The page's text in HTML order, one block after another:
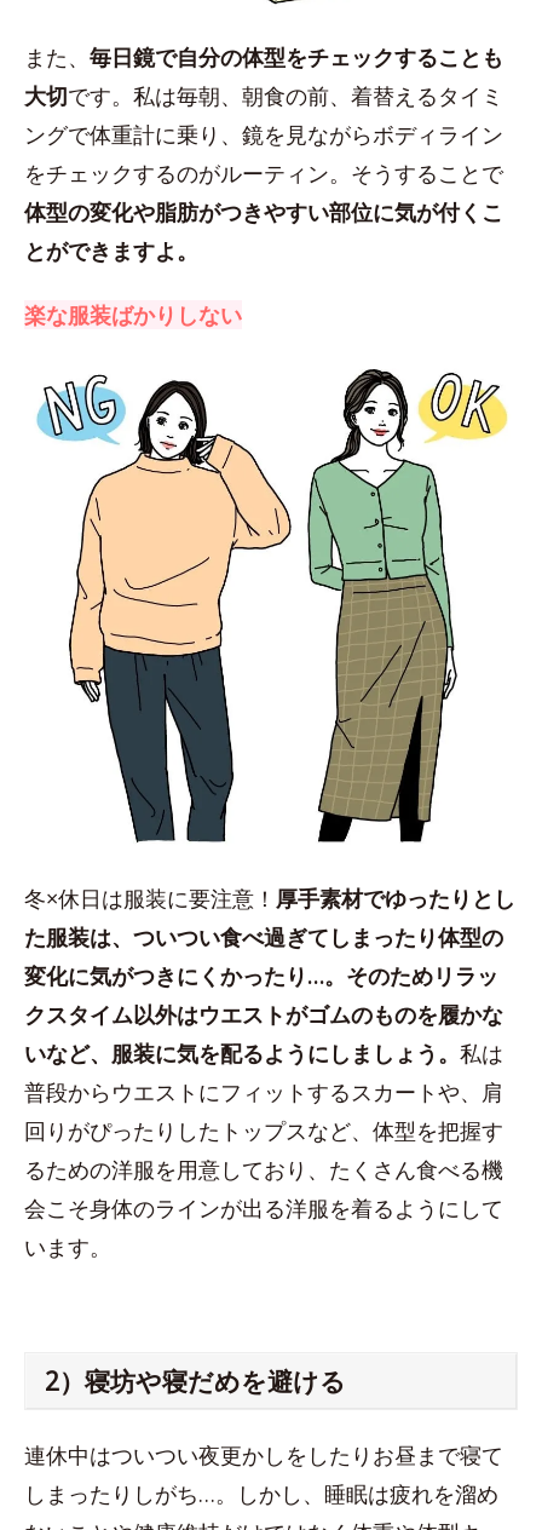
また、 毎日鏡で自分の体型をチェックすることも
大切です。私は毎朝、朝食の前、着替えるタイミ
ングで体重計に乗り、鏡を見ながらボディライン
をチェックするのがルーティン。そうすることで
体型の変化や脂肪がつきやすい部位に気が付くこ
とができますよ。
楽な服装ばかりしない
冬×休日は服装に要注意！ 厚手素材でゆったりとし
た服装は、ついつい食べ過ぎてしまったり体型の
変化に気がつきにくかったり…。そのためリラッ
クスタイム以外はウエストがゴムのものを履かな
いなど、服装に気を配るようにしましょう。 私は
普段からウエストにフィットするスカートや、肩
回りがぴったりしたトップスなど、体型を把握す
るための洋服を用意しており、たくさん食べる機
会こそ身体のラインが出る洋服を着るようにして
います。
2）寝坊や寝だめを避ける
連休中はついつい夜更かしをしたりお昼まで寝て
しまったりしがち…。しかし、睡眠は疲れを溜め